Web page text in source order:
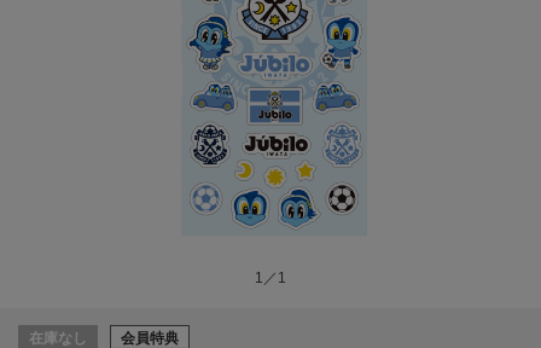
1／1
在庫なし 会員特典